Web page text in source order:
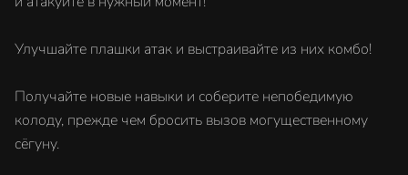
Улучшайте плашки атак и выстраивайте из них комбо!
Получайте новые навыки и соберите непобедимую
колоду, прежде чем бросить вызов могущественному
сёгуну.